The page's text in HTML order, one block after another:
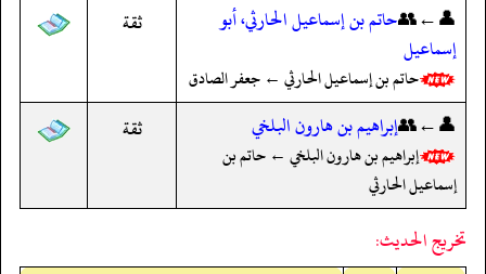
👤←👥حاتم بن إسماعيل الحارثي، أبو
إسماعيل
حاتم بن إسماعيل الحارثي ← جعفر الصادق
ثقة
👤←👥إبراهيم بن هارون البلخي
إبراهيم بن هارون البلخي ← حاتم بن
إسماعيل الحارثي
ثقة
تخريج الحديث: